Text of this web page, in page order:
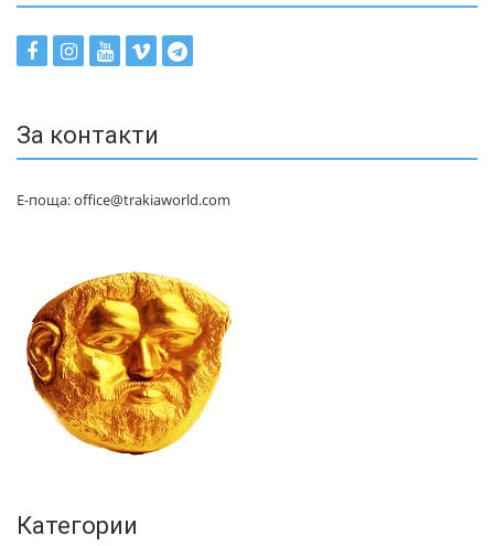
За контакти
Е-поща: office@trakiaworld.com
Категории